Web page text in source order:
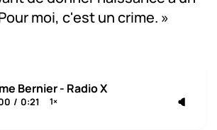
moi, c'est un crime. »
Bernier - Radio X
/ 0:21 1×